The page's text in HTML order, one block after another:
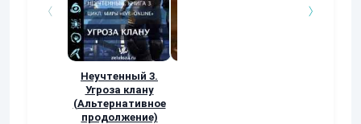
Неучтенный 3.
Угроза клану
(Альтернативное
продолжение)